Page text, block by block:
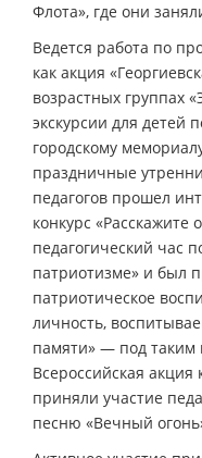
Флота», где они
Ведется работа по
как акция
возрастных группах
экскурсии для детей
городскому
праздничные
педагогов прошел
конкурс «Расскажите
педагогический час
патриотизме» и был
патриотическое
личность,
памяти» — под
Всероссийская
приняли участие
песню «Вечный